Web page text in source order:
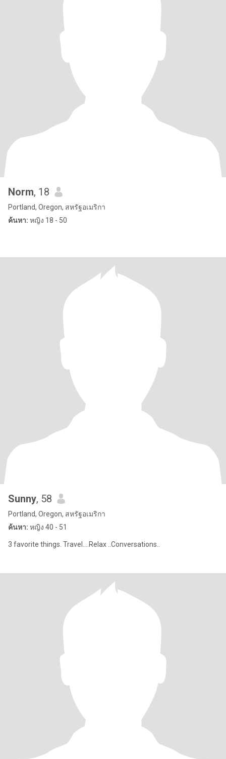
Norm, 18
Portland, Oregon, สหรัฐอเมริกา
ค้นหา: หญิง 18 - 50
Sunny, 58
Portland, Oregon, สหรัฐอเมริกา
ค้นหา: หญิง 40 - 51
3 favorite things. Travel....Relax ..Conversations..